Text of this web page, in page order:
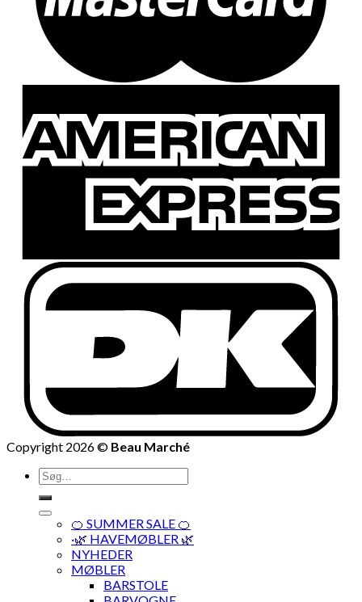
Copyright 2026 © Beau Marché
Søg
efter:
🍊 SUMMER SALE 🍊
·🌿 HAVEMØBLER 🌿
NYHEDER
MØBLER
BARSTOLE